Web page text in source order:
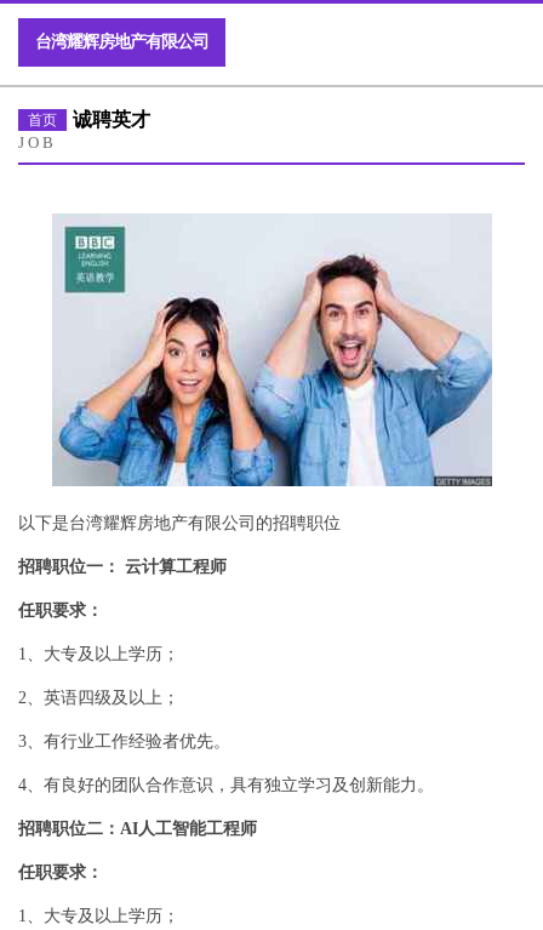
台湾耀辉房地产有限公司
首页 诚聘英才
JOB
以下是台湾耀辉房地产有限公司的招聘职位
招聘职位一： 云计算工程师
任职要求：
1、大专及以上学历；
2、英语四级及以上；
3、有行业工作经验者优先。
4、有良好的团队合作意识，具有独立学习及创新能力。
招聘职位二：AI人工智能工程师
任职要求：
1、大专及以上学历；